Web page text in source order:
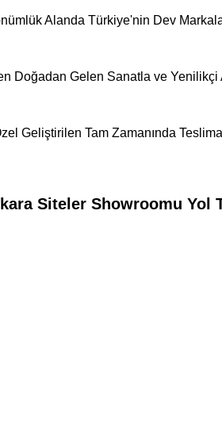
Alanda Türkiye'nin Dev
Doğadan Gelen Sanatla ve Yenilikçi
Geliştirilen Tam Zamanında
Siteler Showroomu Yol